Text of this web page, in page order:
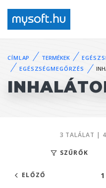
CÍMLAP TERMÉKEK
EGÉSZSÉGMEGŐRZÉS
3 TALÁLAT |
SZŰRŐK
ELŐZŐ